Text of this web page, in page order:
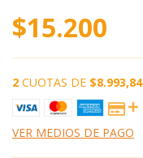
$15.200
2 CUOTAS DE $8.993,84
VER MEDIOS DE PAGO